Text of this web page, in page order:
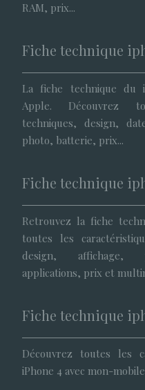
RAM, prix...
Fiche technique
La fiche technique du
Apple. Découvrez
techniques, design,
photo, batterie, prix...
Fiche technique
Retrouvez la fiche
toutes les
design, affichage,
applications, prix et
Fiche technique
Découvrez toutes les
iPhone 4 avec mon-